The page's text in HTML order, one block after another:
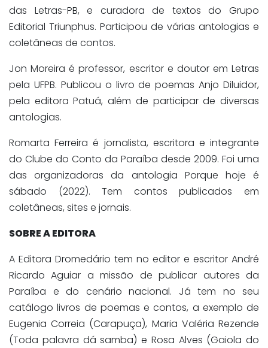
das Letras-PB, e curadora de textos do Grupo
Editorial Triunphus. Participou de várias antologias e
coletâneas de contos.
Jon Moreira é professor, escritor e doutor em Letras
pela UFPB. Publicou o livro de poemas Anjo Diluidor,
pela editora Patuá, além de participar de diversas
antologias.
Romarta Ferreira é jornalista, escritora e integrante
do Clube do Conto da Paraíba desde 2009. Foi uma
das organizadoras da antologia Porque hoje é
sábado (2022). Tem contos publicados em
coletâneas, sites e jornais.
SOBRE A EDITORA
A Editora Dromedário tem no editor e escritor André
Ricardo Aguiar a missão de publicar autores da
Paraíba e do cenário nacional. Já tem no seu
catálogo livros de poemas e contos, a exemplo de
Eugenia Correia (Carapuça), Maria Valéria Rezende
(Toda palavra dá samba) e Rosa Alves (Gaiola do